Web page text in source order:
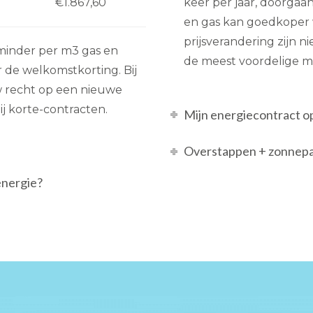
per m3 gas en
de welkomstkorting. Bij
recht op een nieuwe
korte-contracten.
en gas kan
prijsverandering zijn
de meest voordelige
Mijn energiecontract
Overstappen +